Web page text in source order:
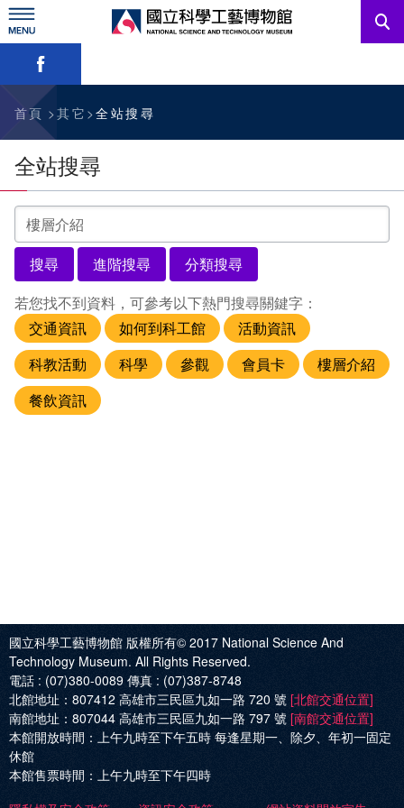
跳
到
主
要
訊息公告
參觀資訊
教育資源
網站服務
關於我們
English
略過字型切換，社群分享工具列
首頁 其它 全站搜尋
全站搜尋
請
輸
入
關
字
若您找不到資料，可參考以下熱門搜尋關鍵字：
交通資訊
如何到科工館
活動資訊
科教活動
科學 參觀 會員卡
樓層介紹
餐飲資訊
國立科學工藝博物館 版權所有© 2017 National Science And
Technology Museum. All Rights Reserved.
電話 : (07)380-0089 傳真 : (07)387-8748
北館地址： 807412 高雄市三民區九如一路 720 號 [北館交通位置]
南館地址： 807044 高雄市三民區九如一路 797 號 [南館交通位置]
本館開放時間： 上午九時至下午五時 每逢星期一、除夕、年初一固定
休館
本館售票時間： 上午九時至下午四時